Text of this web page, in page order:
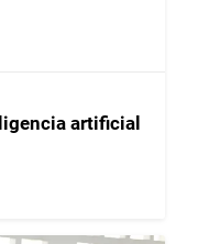
artificial